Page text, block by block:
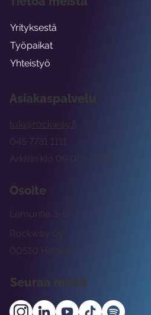
Asiakaspalvelu
tuki@rockway.fi
Arkisin klo 09:00 -15:00
045 7731 1111
Osoite
Rockway Oy
Lemuntie 3-5
00510 Helsinki
Seuraa meitä
Yrityksestä
Työpaikat
Yhteistyö